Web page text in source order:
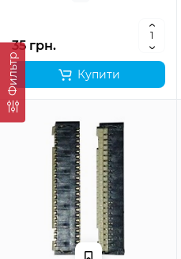
Фильтр
35 грн.
Купити